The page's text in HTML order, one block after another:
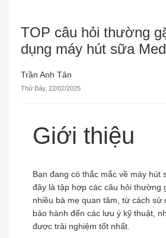
TOP câu hỏi thường
dụng máy hút sữa
Trần Anh Tân
Thứ Bảy, 22/02/2025
Giới thiệu
Bạn đang có thắc mắc về máy hút
đây là tập hợp các câu hỏi thường
nhiều bà mẹ quan tâm, từ cách sử
bảo hành đến các lưu ý kỹ thuật,
được trải nghiệm tốt nhất.